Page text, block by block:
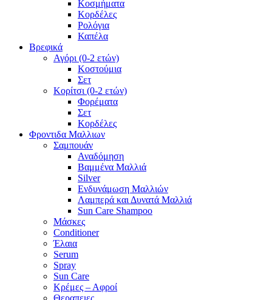
Κοσμήματα
Κορδέλες
Ρολόγια
Καπέλα
Βρεφικά
Αγόρι (0-2 ετών)
Κοστούμια
Σετ
Κορίτσι (0-2 ετών)
Φορέματα
Σετ
Κορδέλες
Φροντιδα Μαλλιων
Σαμπουάν
Αναδόμηση
Βαμμένα Μαλλιά
Silver
Ενδυνάμωση Μαλλιών
Λαμπερά και Δυνατά Μαλλιά
Sun Care Shampoo
Μάσκες
Conditioner
Έλαια
Serum
Spray
Sun Care
Κρέμες – Αφροί
Θεραπειες